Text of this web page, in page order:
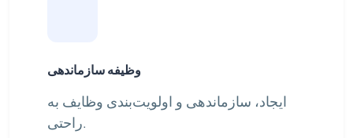
وظیفه سازماندهی
ایجاد، سازماندهی و اولویت‌بندی وظایف به
راحتی.